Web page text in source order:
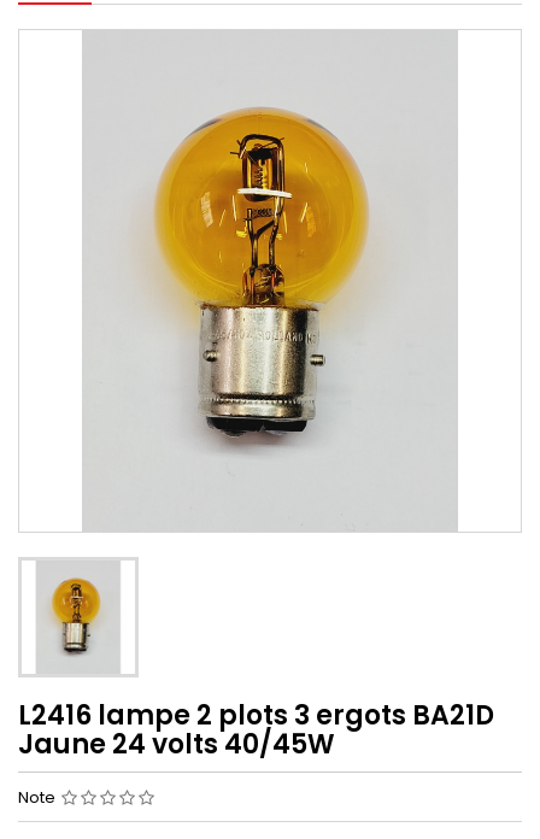
L2416 lampe 2 plots 3 ergots BA21D
Jaune 24 volts 40/45W
Note